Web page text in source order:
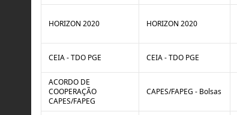
HORIZON 2020 HORIZON 2020
CEIA - TDO PGE CEIA - TDO PGE
ACORDO DE
COOPERAÇÃO
CAPES/FAPEG
CAPES/FAPEG - Bolsas